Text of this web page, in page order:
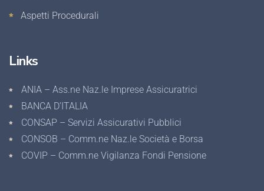
Aspetti Procedurali
Links
ANIA – Ass.ne Naz.le Imprese Assicuratrici
BANCA D’ITALIA
CONSAP – Servizi Assicurativi Pubblici
CONSOB – Comm.ne Naz.le Società e Borsa
COVIP – Comm.ne Vigilanza Fondi Pensione